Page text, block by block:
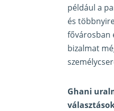
például a
és
fővárosban
bizalmat
Ghani